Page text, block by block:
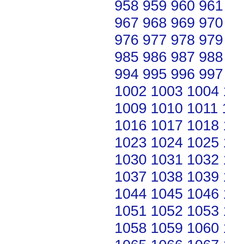
958 959 960 961
967 968 969 970
976 977 978 979
985 986 987 988
994 995 996 997
1002 1003 1004
1009 1010 1011
1016 1017 1018
1023 1024 1025
1030 1031 1032
1037 1038 1039
1044 1045 1046
1051 1052 1053
1058 1059 1060